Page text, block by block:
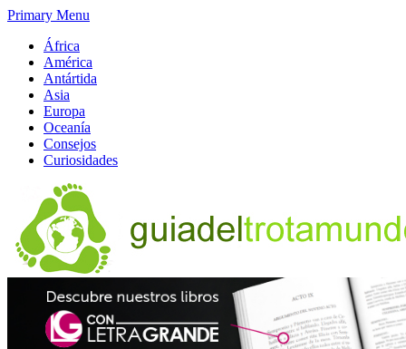
Primary Menu
África
América
Antártida
Asia
Europa
Oceanía
Consejos
Curiosidades